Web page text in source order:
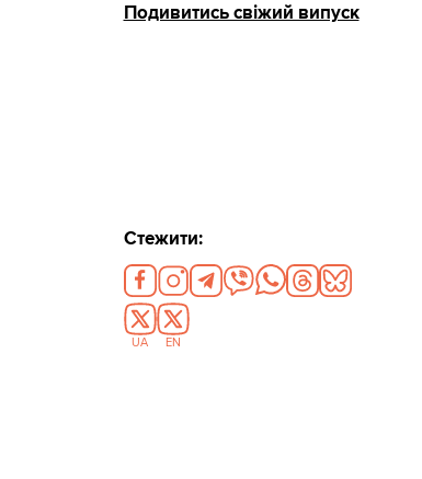
Подивитись свіжий випуск
Стежити:
UA EN